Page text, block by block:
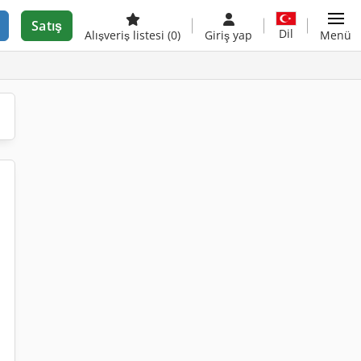
Satış
Alışveriş listesi (0) Giriş yap Dil Menü